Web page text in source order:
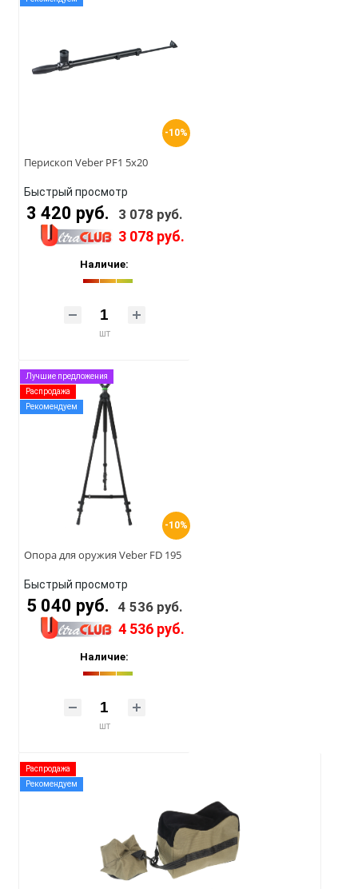
-10%
Перископ Veber PF1 5x20
Быстрый просмотр
3 420 руб. 3 078 руб.
3 078 руб.
Наличие:
шт
-10%
Лучшие предложения
Распродажа
Рекомендуем
Опора для оружия Veber FD 195
Быстрый просмотр
5 040 руб. 4 536 руб.
4 536 руб.
Наличие:
шт
Распродажа
Рекомендуем